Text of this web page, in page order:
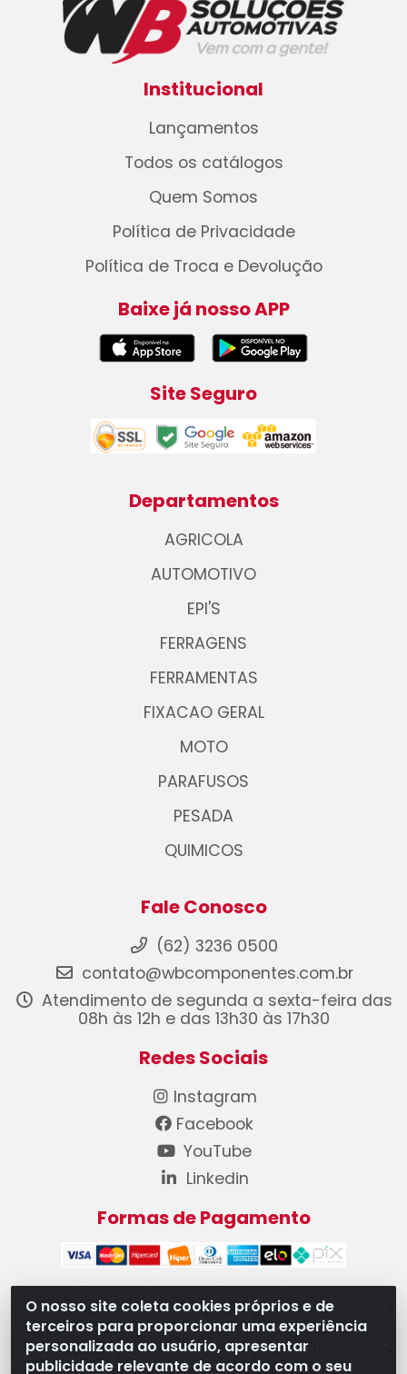
O nosso site coleta cookies próprios e de
terceiros para proporcionar uma experiência
personalizada ao usuário, apresentar
publicidade relevante de acordo com o seu
Institucional
Lançamentos
Todos os catálogos
Quem Somos
Política de Privacidade
Política de Troca e Devolução
Baixe já nosso APP
Site Seguro
Departamentos
AGRICOLA
AUTOMOTIVO
EPI'S
FERRAGENS
FERRAMENTAS
FIXACAO GERAL
MOTO
PARAFUSOS
PESADA
QUIMICOS
Fale Conosco
(62) 3236 0500
contato@wbcomponentes.com.br
Atendimento de segunda a sexta-feira das
08h às 12h e das 13h30 às 17h30
Redes Sociais
Instagram
Facebook
YouTube
Linkedin
Formas de Pagamento
WB Componentes Automotivos LTDA - CNPJ
08.528.393/0001-12 - Rua do Níquel, 667 - Parque
Oeste Industrial, Goiânia/GO - CEP 74375-660